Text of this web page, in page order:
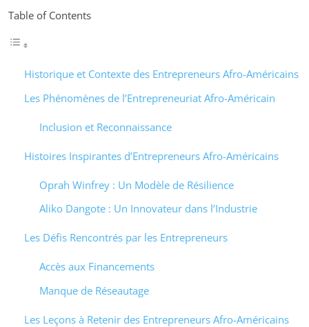
Table of Contents
Historique et Contexte des Entrepreneurs Afro-Américains
Les Phénomènes de l’Entrepreneuriat Afro-Américain
Inclusion et Reconnaissance
Histoires Inspirantes d’Entrepreneurs Afro-Américains
Oprah Winfrey : Un Modèle de Résilience
Aliko Dangote : Un Innovateur dans l’Industrie
Les Défis Rencontrés par les Entrepreneurs
Accès aux Financements
Manque de Réseautage
Les Leçons à Retenir des Entrepreneurs Afro-Américains